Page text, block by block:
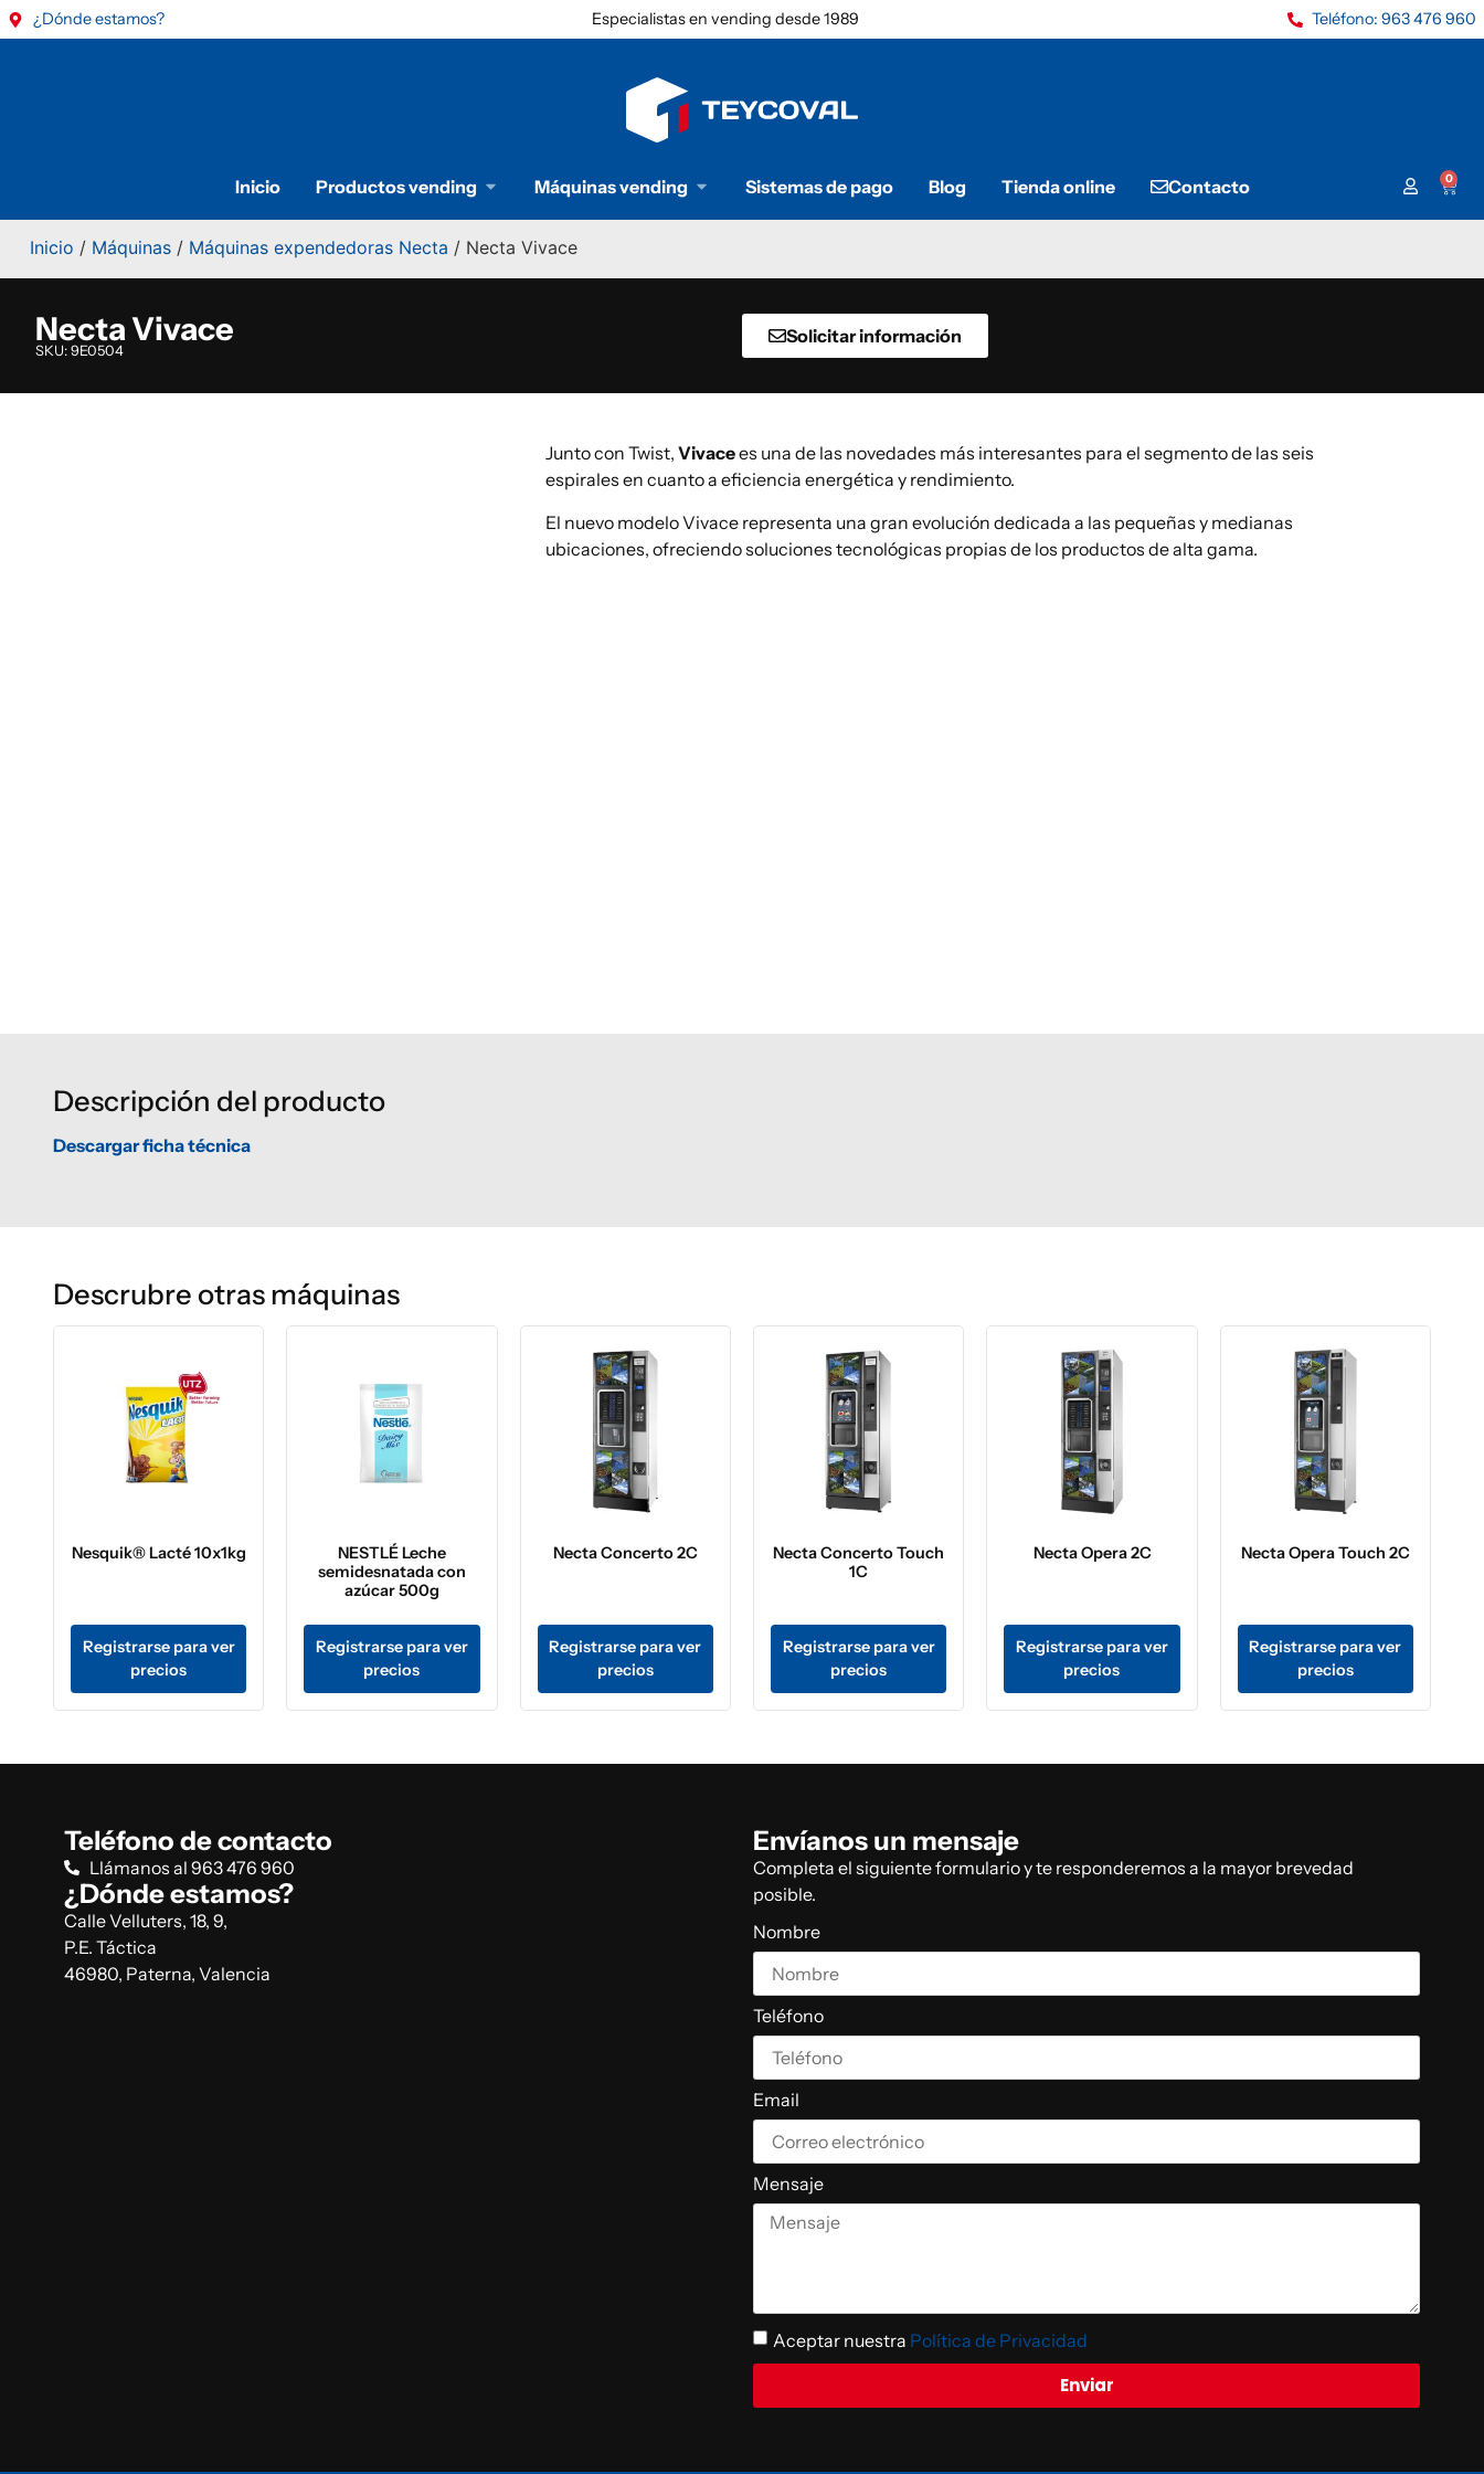
¿Dónde estamos? Especialistas en vending desde 1989 Teléfono: 963 476 960
Inicio Productos vending Máquinas vending Sistemas de pago Blog Tienda online Contacto 0
Inicio / Máquinas/ Máquinas expendedoras Necta / Necta Vivace
Necta Vivace
SKU: 9E0504
Solicitar información
Junto con Twist, Vivacees una de las novedades más interesantes para el segmento de las seis
espirales en cuanto a eficiencia energética y rendimiento.
El nuevo modelo Vivace representa una gran evolución dedicada a las pequeñas y medianas
ubicaciones, ofreciendo soluciones tecnológicas propias de los productos de alta gama.
Descripción del producto
Descargar ficha técnica
Descrubre otras máquinas
Nesquik® Lacté 10x1kg
Registrarse para ver
precios
NESTLÉ Leche
semidesnatada con
azúcar 500g
Registrarse para ver
precios
Necta Concerto 2C
Registrarse para ver
precios
Necta Concerto Touch
1C
Registrarse para ver
precios
Necta Opera 2C
Registrarse para ver
precios
Necta Opera Touch 2C
Registrarse para ver
precios
Teléfono de contacto
Llámanos al 963 476 960
¿Dónde estamos?
Calle Velluters, 18, 9,
P.E. Táctica
46980, Paterna, Valencia
Envíanos un mensaje
Completa el siguiente formulario y te responderemos a la mayor brevedad
posible.
Nombre
Teléfono
Email
Mensaje
Aceptar nuestra Política de Privacidad
Enviar